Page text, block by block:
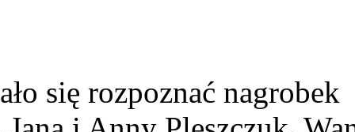
się rozpoznać nagrobek